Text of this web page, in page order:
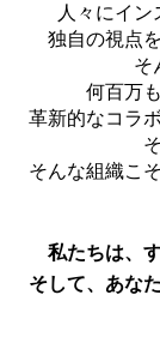
人々にイン
独自の視点
そ
何百万
革新的なコラ
そんな組織こ
私たちは、
そして、あな